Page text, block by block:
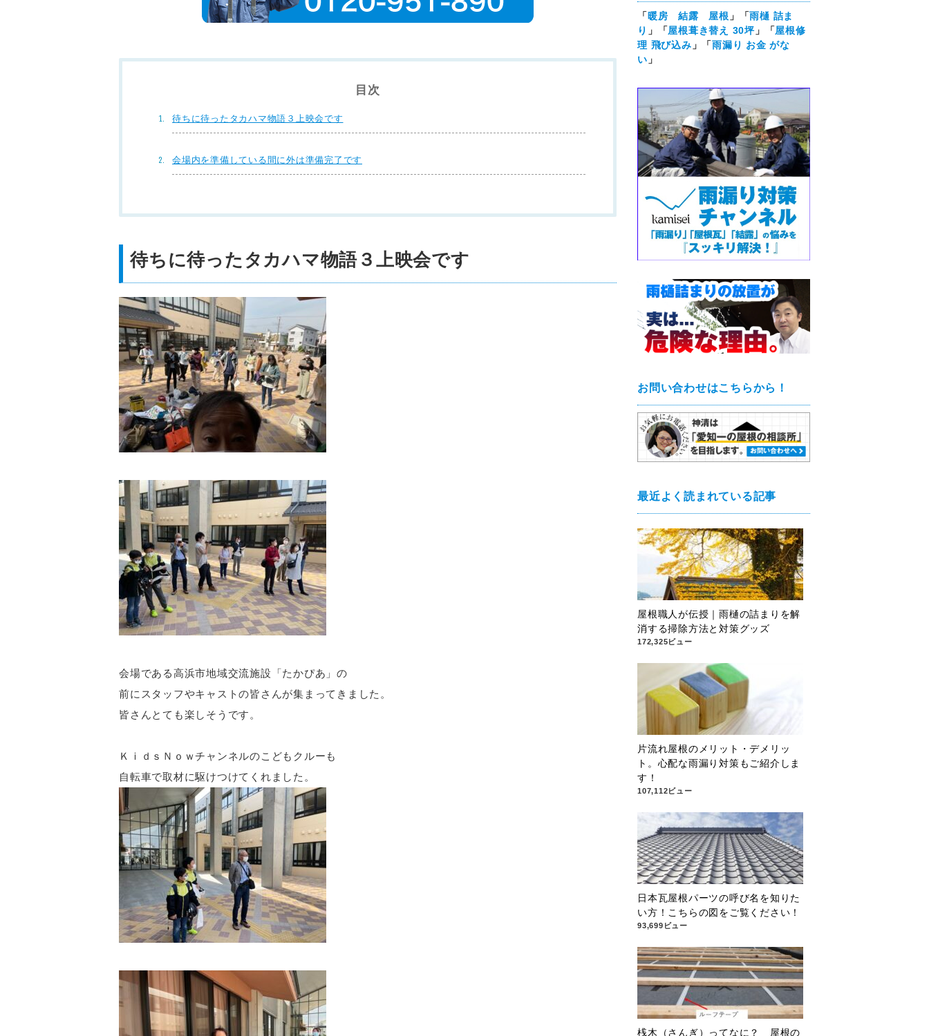
目次
待ちに待ったタカハマ物語３上映会です
会場内を準備している間に外は準備完了です
待ちに待ったタカハマ物語３上映会です
会場である高浜市地域交流施設「たかぴあ」の
前にスタッフやキャストの皆さんが集まってきました。
皆さんとても楽しそうです。
ＫｉｄｓＮｏｗチャンネルのこどもクルーも
自転車で取材に駆けつけてくれました。
「暖房 結露 屋根 」「雨樋 詰ま
り 」「屋根葺き替え 30坪」「屋根修
理 飛び込み 」「雨漏り お金 がな
い 」
お問い合わせはこちらから！
最近よく読まれている記事
屋根職人が伝授｜雨樋の詰まりを解
消する掃除方法と対策グッズ
172,325ビュー
片流れ屋根のメリット・デメリッ
ト。心配な雨漏り対策もご紹介しま
す！
107,112ビュー
日本瓦屋根パーツの呼び名を知りた
い方！こちらの図をご覧ください！
93,699ビュー
桟木（さんぎ）ってなに？ 屋根の